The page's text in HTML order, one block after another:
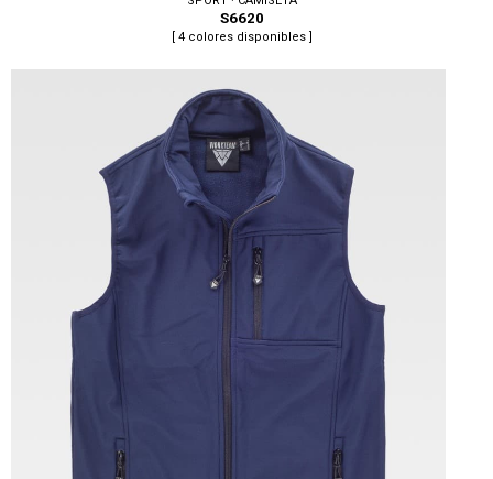
Tallas: M, L, XL, XXL
S6620
[ 4 colores disponibles ]